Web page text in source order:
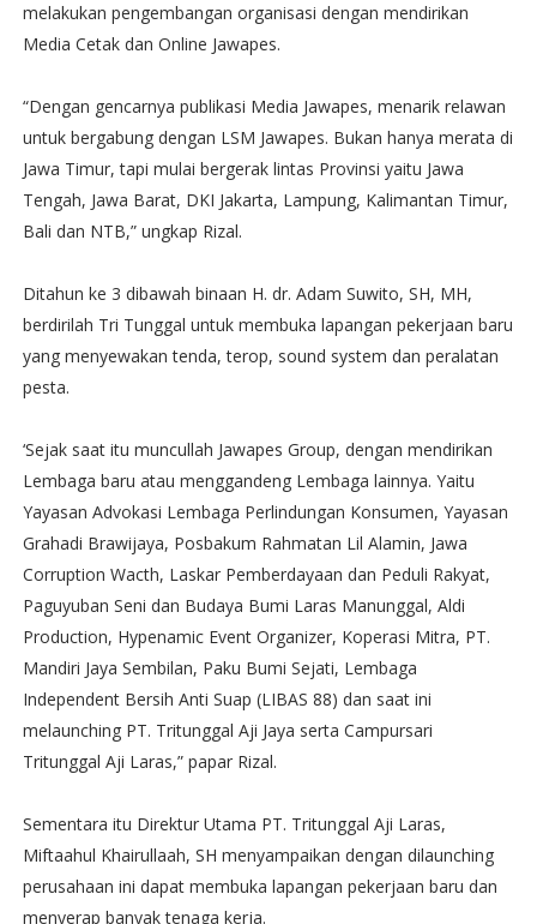
melakukan pengembangan organisasi dengan mendirikan
Media Cetak dan Online Jawapes.
“Dengan gencarnya publikasi Media Jawapes, menarik relawan
untuk bergabung dengan LSM Jawapes. Bukan hanya merata di
Jawa Timur, tapi mulai bergerak lintas Provinsi yaitu Jawa
Tengah, Jawa Barat, DKI Jakarta, Lampung, Kalimantan Timur,
Bali dan NTB,” ungkap Rizal.
Ditahun ke 3 dibawah binaan H. dr. Adam Suwito, SH, MH,
berdirilah Tri Tunggal untuk membuka lapangan pekerjaan baru
yang menyewakan tenda, terop, sound system dan peralatan
pesta.
‘Sejak saat itu muncullah Jawapes Group, dengan mendirikan
Lembaga baru atau menggandeng Lembaga lainnya. Yaitu
Yayasan Advokasi Lembaga Perlindungan Konsumen, Yayasan
Grahadi Brawijaya, Posbakum Rahmatan Lil Alamin, Jawa
Corruption Wacth, Laskar Pemberdayaan dan Peduli Rakyat,
Paguyuban Seni dan Budaya Bumi Laras Manunggal, Aldi
Production, Hypenamic Event Organizer, Koperasi Mitra, PT.
Mandiri Jaya Sembilan, Paku Bumi Sejati, Lembaga
Independent Bersih Anti Suap (LIBAS 88) dan saat ini
melaunching PT. Tritunggal Aji Jaya serta Campursari
Tritunggal Aji Laras,” papar Rizal.
Sementara itu Direktur Utama PT. Tritunggal Aji Laras,
Miftaahul Khairullaah, SH menyampaikan dengan dilaunching
perusahaan ini dapat membuka lapangan pekerjaan baru dan
menyerap banyak tenaga kerja.